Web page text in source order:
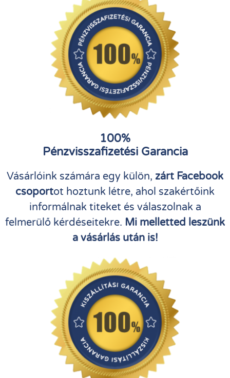
100%
Pénzvisszafizetési Garancia
Vásárlóink számára egy külön, zárt Facebook
csoportot hoztunk létre, ahol szakértőink
informálnak titeket és válaszolnak a
felmerülő kérdéseitekre. Mi melletted leszünk
a vásárlás után is!